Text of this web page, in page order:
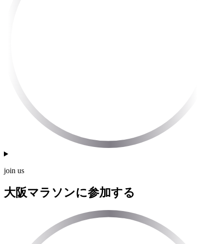
join us
大阪マラソンに参加する